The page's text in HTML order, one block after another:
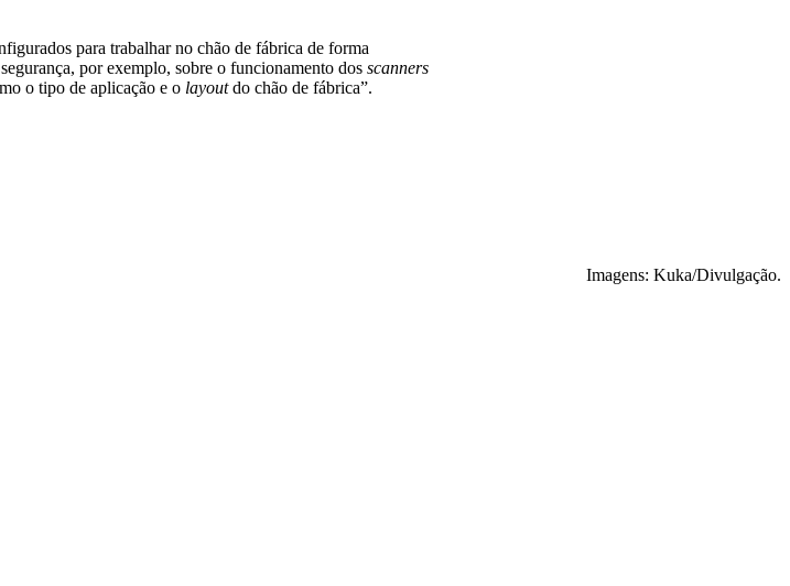
para trabalhar no chão de fábrica de forma
por exemplo, sobre o funcionamento dos scanners
o tipo de aplicação e o layoutdo chão de fábrica”.
Imagens: Kuka/Divulgação.